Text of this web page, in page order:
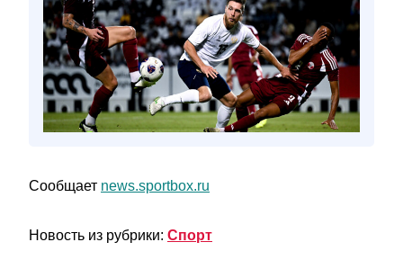
Сообщает news.sportbox.ru
Новость из рубрики: Спорт